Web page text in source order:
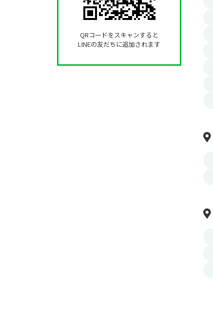
QRコードをスキャンすると
LINEの友だちに追加されます